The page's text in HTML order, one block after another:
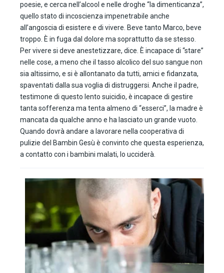
poesie, e cerca nell’alcool e nelle droghe “la dimenticanza”,
quello stato di incoscienza impenetrabile anche
all’angoscia di esistere e di vivere. Beve tanto Marco, beve
troppo. È in fuga dal dolore ma soprattutto da se stesso.
Per vivere si deve anestetizzare, dice. È incapace di “stare”
nelle cose, a meno che il tasso alcolico del suo sangue non
sia altissimo, e si è allontanato da tutti, amici e fidanzata,
spaventati dalla sua voglia di distruggersi. Anche il padre,
testimone di questo lento suicidio, è incapace di gestire
tanta sofferenza ma tenta almeno di “esserci”, la madre è
mancata da qualche anno e ha lasciato un grande vuoto.
Quando dovrà andare a lavorare nella cooperativa di
pulizie del Bambin Gesù è convinto che questa esperienza,
a contatto con i bambini malati, lo ucciderà.